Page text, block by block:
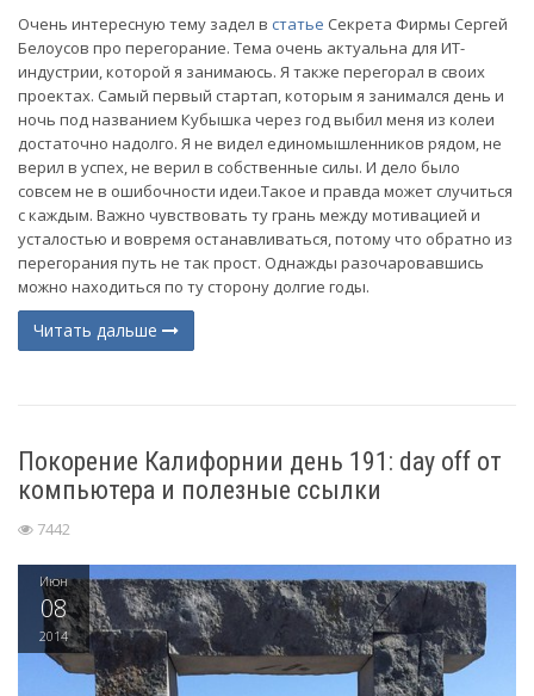
Очень интересную тему задел в статье Секрета Фирмы Сергей
Белоусов про перегорание. Тема очень актуальна для ИТ-
индустрии, которой я занимаюсь. Я также перегорал в своих
проектах. Самый первый стартап, которым я занимался день и
ночь под названием Кубышка через год выбил меня из колеи
достаточно надолго. Я не видел единомышленников рядом, не
верил в успех, не верил в собственные силы. И дело было
совсем не в ошибочности идеи.Такое и правда может случиться
с каждым. Важно чувствовать ту грань между мотивацией и
усталостью и вовремя останавливаться, потому что обратно из
перегорания путь не так прост. Однажды разочаровавшись
можно находиться по ту сторону долгие годы.
Читать дальше
Покорение Калифорнии день 191: day off от
компьютера и полезные ссылки
7442
Июн
08
2014